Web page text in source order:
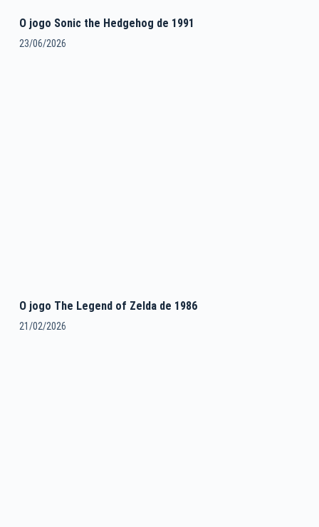
O jogo Sonic the Hedgehog de 1991
23/06/2026
O jogo The Legend of Zelda de 1986
21/02/2026